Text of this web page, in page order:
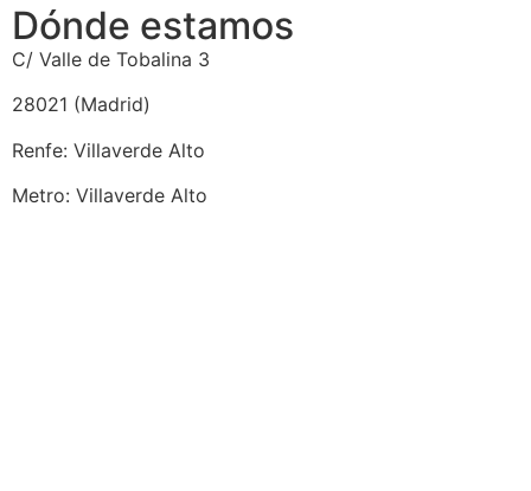
Dónde estamos
C/ Valle de Tobalina 3
28021 (Madrid)
Renfe: Villaverde Alto
Metro: Villaverde Alto